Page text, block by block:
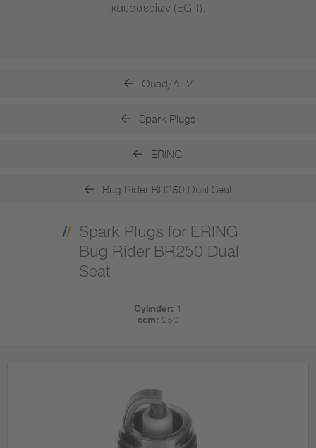
καυσαερίων (EGR).
Quad/ATV
Spark Plugs
ERING
Bug Rider BR250 Dual Seat
Spark Plugs for ERING
Bug Rider BR250 Dual
Seat
Cylinder: 1
ccm: 250